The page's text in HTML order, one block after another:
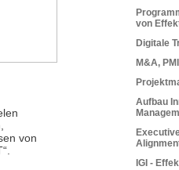
von
von
Digitale
M&A,
Aufbau
IGI -